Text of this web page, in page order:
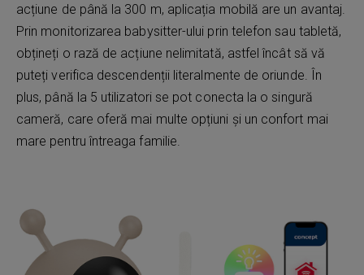
acțiune de până la 300 m, aplicația mobilă are un avantaj.
Prin monitorizarea babysitter-ului prin telefon sau tabletă,
obțineți o rază de acțiune nelimitată, astfel încât să vă
puteți verifica descendenții literalmente de oriunde. În
plus, până la 5 utilizatori se pot conecta la o singură
cameră, care oferă mai multe opțiuni și un confort mai
mare pentru întreaga familie.